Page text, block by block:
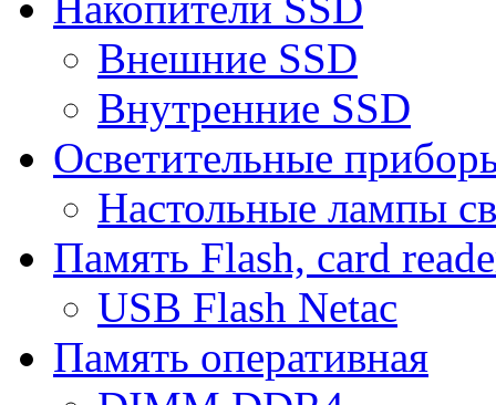
Внешние SSD
Внутренние SSD
Осветительные
Настольные лампы
Память Flash, card
USB Flash Netac
Память оперативная